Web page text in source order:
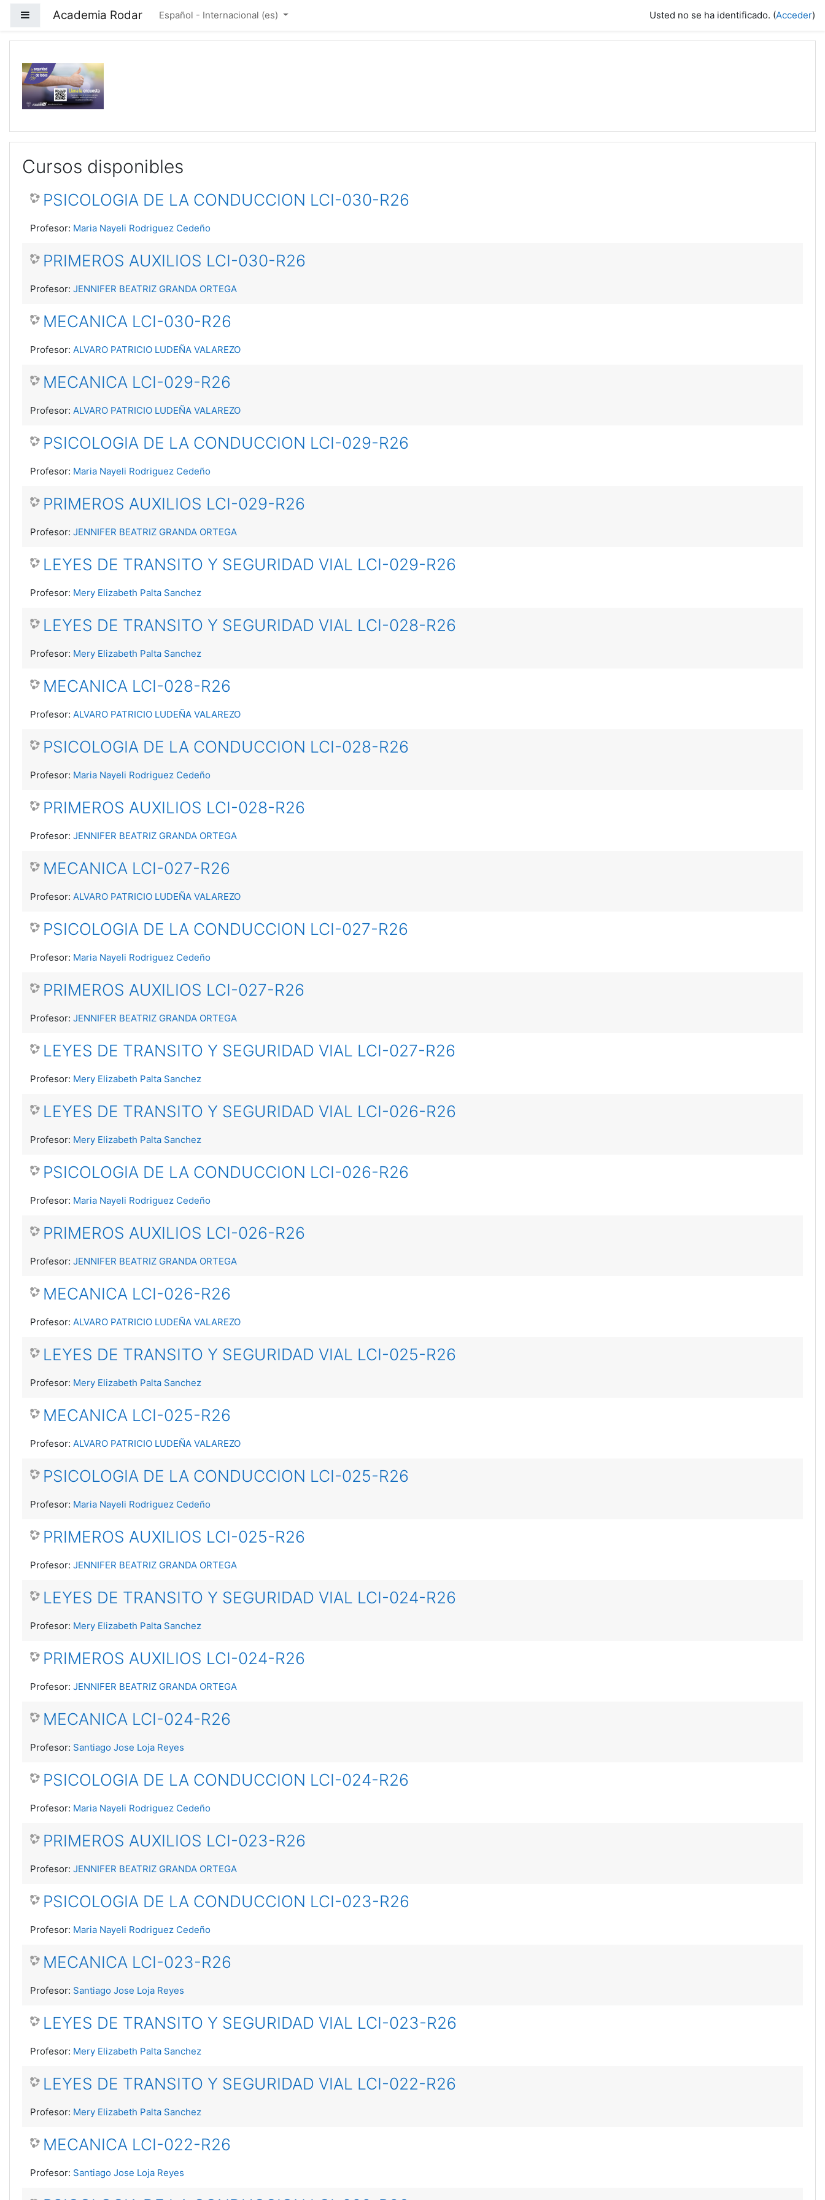
Panel lateral
Academia Rodar Español - Internacional ‎(es)‎ Usted no se ha identificado. (Acceder)
Academia Rodar
Cursos disponibles
PSICOLOGIA DE LA CONDUCCION LCI-030-R26
Profesor: Maria Nayeli Rodriguez Cedeño
PRIMEROS AUXILIOS LCI-030-R26
Profesor: JENNIFER BEATRIZ GRANDA ORTEGA
MECANICA LCI-030-R26
Profesor: ALVARO PATRICIO LUDEÑA VALAREZO
MECANICA LCI-029-R26
Profesor: ALVARO PATRICIO LUDEÑA VALAREZO
PSICOLOGIA DE LA CONDUCCION LCI-029-R26
Profesor: Maria Nayeli Rodriguez Cedeño
PRIMEROS AUXILIOS LCI-029-R26
Profesor: JENNIFER BEATRIZ GRANDA ORTEGA
LEYES DE TRANSITO Y SEGURIDAD VIAL LCI-029-R26
Profesor: Mery Elizabeth Palta Sanchez
LEYES DE TRANSITO Y SEGURIDAD VIAL LCI-028-R26
Profesor: Mery Elizabeth Palta Sanchez
MECANICA LCI-028-R26
Profesor: ALVARO PATRICIO LUDEÑA VALAREZO
PSICOLOGIA DE LA CONDUCCION LCI-028-R26
Profesor: Maria Nayeli Rodriguez Cedeño
PRIMEROS AUXILIOS LCI-028-R26
Profesor: JENNIFER BEATRIZ GRANDA ORTEGA
MECANICA LCI-027-R26
Profesor: ALVARO PATRICIO LUDEÑA VALAREZO
PSICOLOGIA DE LA CONDUCCION LCI-027-R26
Profesor: Maria Nayeli Rodriguez Cedeño
PRIMEROS AUXILIOS LCI-027-R26
Profesor: JENNIFER BEATRIZ GRANDA ORTEGA
LEYES DE TRANSITO Y SEGURIDAD VIAL LCI-027-R26
Profesor: Mery Elizabeth Palta Sanchez
LEYES DE TRANSITO Y SEGURIDAD VIAL LCI-026-R26
Profesor: Mery Elizabeth Palta Sanchez
PSICOLOGIA DE LA CONDUCCION LCI-026-R26
Profesor: Maria Nayeli Rodriguez Cedeño
PRIMEROS AUXILIOS LCI-026-R26
Profesor: JENNIFER BEATRIZ GRANDA ORTEGA
MECANICA LCI-026-R26
Profesor: ALVARO PATRICIO LUDEÑA VALAREZO
LEYES DE TRANSITO Y SEGURIDAD VIAL LCI-025-R26
Profesor: Mery Elizabeth Palta Sanchez
MECANICA LCI-025-R26
Profesor: ALVARO PATRICIO LUDEÑA VALAREZO
PSICOLOGIA DE LA CONDUCCION LCI-025-R26
Profesor: Maria Nayeli Rodriguez Cedeño
PRIMEROS AUXILIOS LCI-025-R26
Profesor: JENNIFER BEATRIZ GRANDA ORTEGA
LEYES DE TRANSITO Y SEGURIDAD VIAL LCI-024-R26
Profesor: Mery Elizabeth Palta Sanchez
PRIMEROS AUXILIOS LCI-024-R26
Profesor: JENNIFER BEATRIZ GRANDA ORTEGA
MECANICA LCI-024-R26
Profesor: Santiago Jose Loja Reyes
PSICOLOGIA DE LA CONDUCCION LCI-024-R26
Profesor: Maria Nayeli Rodriguez Cedeño
PRIMEROS AUXILIOS LCI-023-R26
Profesor: JENNIFER BEATRIZ GRANDA ORTEGA
PSICOLOGIA DE LA CONDUCCION LCI-023-R26
Profesor: Maria Nayeli Rodriguez Cedeño
MECANICA LCI-023-R26
Profesor: Santiago Jose Loja Reyes
LEYES DE TRANSITO Y SEGURIDAD VIAL LCI-023-R26
Profesor: Mery Elizabeth Palta Sanchez
LEYES DE TRANSITO Y SEGURIDAD VIAL LCI-022-R26
Profesor: Mery Elizabeth Palta Sanchez
MECANICA LCI-022-R26
Profesor: Santiago Jose Loja Reyes